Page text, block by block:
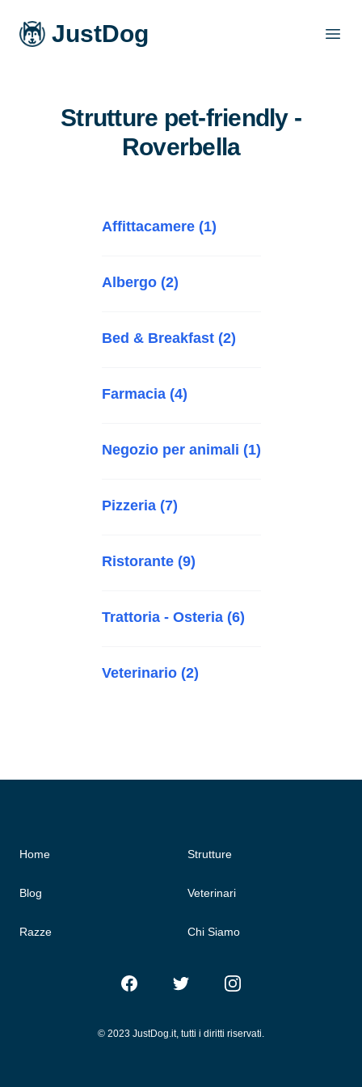
JustDog
Strutture pet-friendly -
Roverbella
Affittacamere (1)
Albergo (2)
Bed & Breakfast (2)
Farmacia (4)
Negozio per animali (1)
Pizzeria (7)
Ristorante (9)
Trattoria - Osteria (6)
Veterinario (2)
Home
Blog
Razze
Strutture
Veterinari
Chi Siamo
FacebookTwitter Instagram
© 2023 JustDog.it, tutti i diritti riservati.